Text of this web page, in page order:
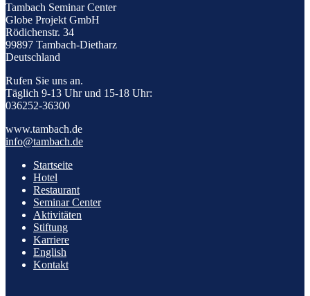
Tambach Seminar Center
Globe Projekt GmbH
Rödichenstr. 34
99897 Tambach-Dietharz
Deutschland
Rufen Sie uns an.
Täglich 9-13 Uhr und 15-18 Uhr:
036252-36300
www.tambach.de
info@tambach.de
Startseite
Hotel
Restaurant
Seminar Center
Aktivitäten
Stiftung
Karriere
English
Kontakt